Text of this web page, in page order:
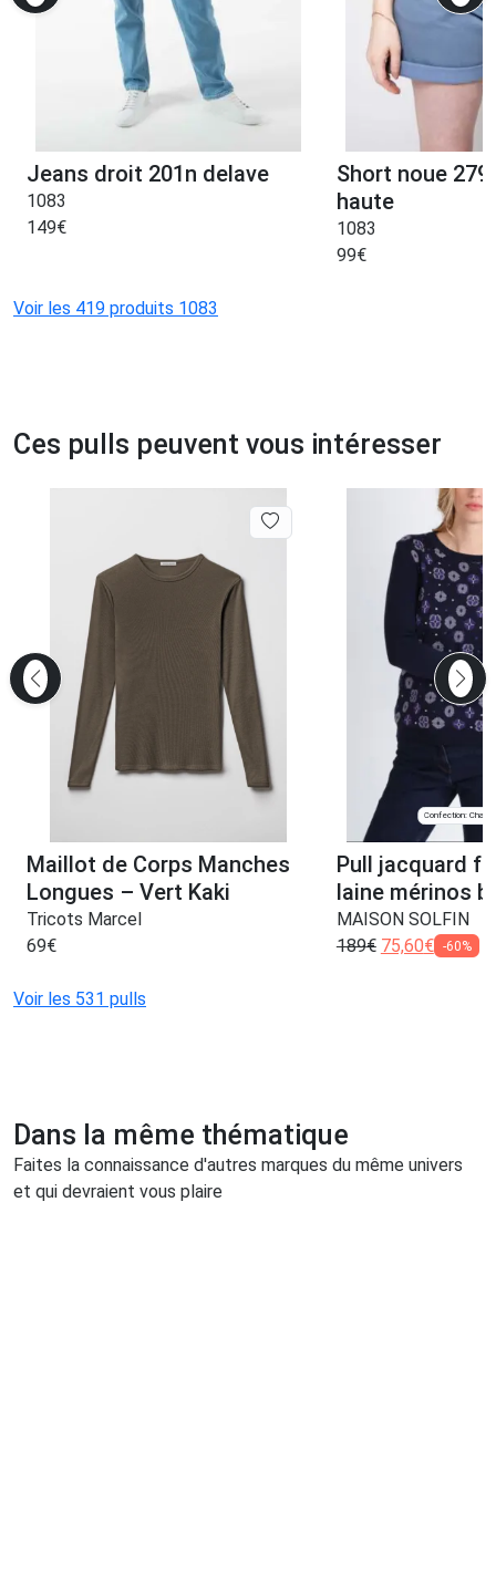
Jeans droit 201n delave
1083
149€
Short noue
haute
1083
99€
Voir les 419 produits 1083
Ces pulls peuvent vous intéresser
Maillot de Corps Manches
Longues – Vert Kaki
Tricots Marcel
69€
Confection:
Pull jacquard
laine mérinos
MAISON SOLFIN
189€ 75,60€ -60%
Voir les 531 pulls
Dans la même thématique
Faites la connaissance d'autres marques du même univers
et qui devraient vous plaire